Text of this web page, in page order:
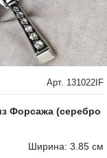
Арт. 131022IF
Форсажа (серебро
Ширина: 3.85 см